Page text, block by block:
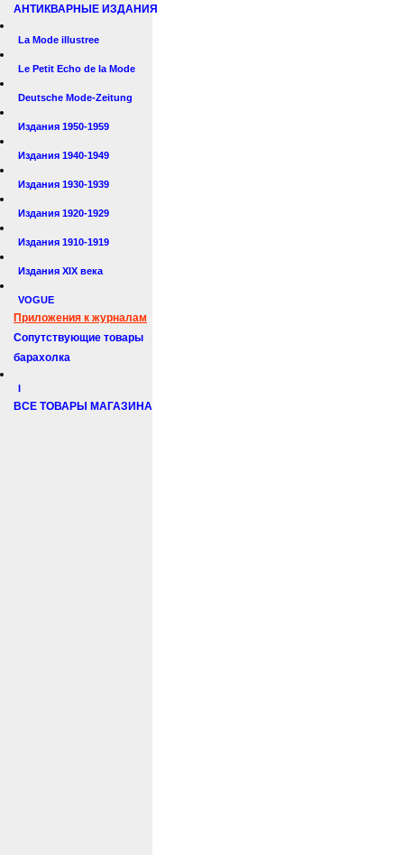
АНТИКВАРНЫЕ ИЗДАНИЯ
La Mode illustree
Le Petit Echo de la Mode
Deutsche Mode-Zeitung
Издания 1950-1959
Издания 1940-1949
Издания 1930-1939
Издания 1920-1929
Издания 1910-1919
Издания XIX века
VOGUE
Приложения к журналам
Сопутствующие товары
барахолка
I
ВСЕ ТОВАРЫ МАГАЗИНА